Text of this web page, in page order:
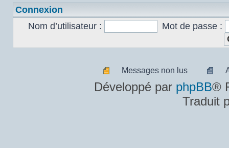
Connexion
Nom d’utilisateur :
Mot de passe :
Messages
non
Messages non lus
lu
Développé par phpBB®
Traduit